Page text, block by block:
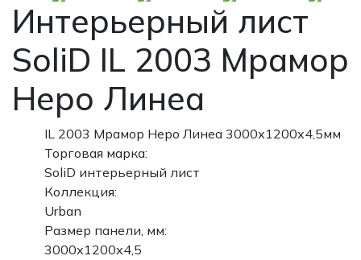
Интерьерный лист
SoliD IL 2003 Мрамор
Неро Линеа
IL 2003 Мрамор Неро Линеа 3000х1200х4,5мм
Торговая марка:
SoliD интерьерный лист
Коллекция:
Urban
Размер панели, мм:
3000х1200х4,5